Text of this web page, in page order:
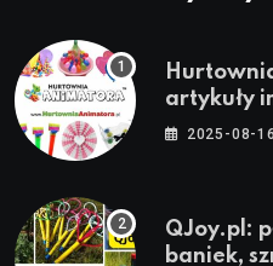
artykuły
stroje i
2025-08-16
QJoy.pl:
baniek,